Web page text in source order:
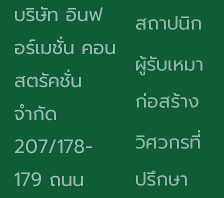
บริษัท อินฟ
อร์เมชั่น คอน
สตรัคชั่น
จำกัด
207/178-
179 ถนน
สถาปนิก
ผู้รับเหมา
ก่อสร้าง
วิศวกรที่
ปรึกษา